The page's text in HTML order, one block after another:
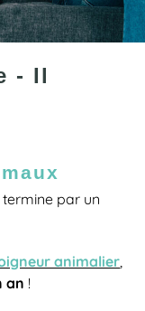
- Il
par un
animalier
an !